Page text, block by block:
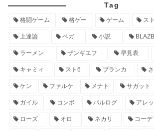
Tag
格闘ゲーム 格ゲー ゲーム ス
上達論 ベガ 小説
ラーメン ザンギエフ 早見表
キャミィ スト6 ブランカ
ケン ファルケ メナト サガット
ガイル コンボ バルログ アレ
ローズ オロ ネカリ コーデ